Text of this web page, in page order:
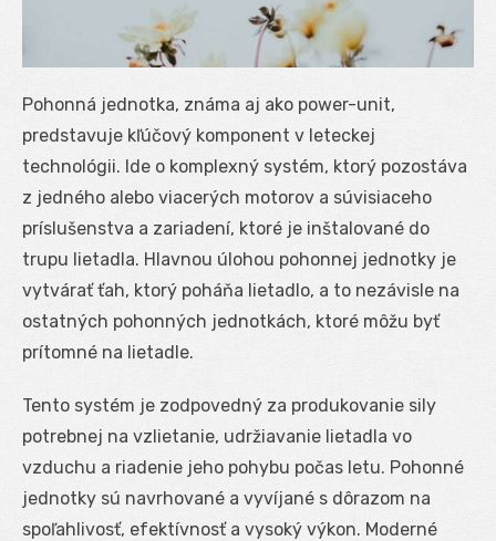
Pohonná jednotka, známa aj ako power-unit,
predstavuje kľúčový komponent v leteckej
technológii. Ide o komplexný systém, ktorý pozostáva
z jedného alebo viacerých motorov a súvisiaceho
príslušenstva a zariadení, ktoré je inštalované do
trupu lietadla. Hlavnou úlohou pohonnej jednotky je
vytvárať ťah, ktorý poháňa lietadlo, a to nezávisle na
ostatných pohonných jednotkách, ktoré môžu byť
prítomné na lietadle.
Tento systém je zodpovedný za produkovanie sily
potrebnej na vzlietanie, udržiavanie lietadla vo
vzduchu a riadenie jeho pohybu počas letu. Pohonné
jednotky sú navrhované a vyvíjané s dôrazom na
spoľahlivosť, efektívnosť a vysoký výkon. Moderné